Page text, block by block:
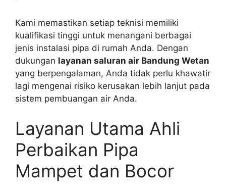
Kami memastikan setiap teknisi memiliki
kualifikasi tinggi untuk menangani berbagai
jenis instalasi pipa di rumah Anda. Dengan
dukungan layanan saluran air Bandung Wetan
yang berpengalaman, Anda tidak perlu khawatir
lagi mengenai risiko kerusakan lebih lanjut pada
sistem pembuangan air Anda.
Layanan Utama Ahli
Perbaikan Pipa
Mampet dan Bocor